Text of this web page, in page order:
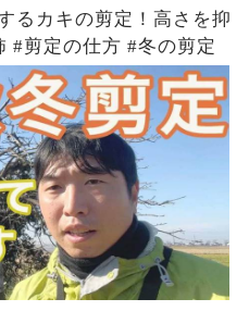
るカキの剪定！高さを抑
#剪定の仕方 #冬の剪定